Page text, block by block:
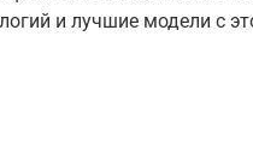
и лучшие модели с